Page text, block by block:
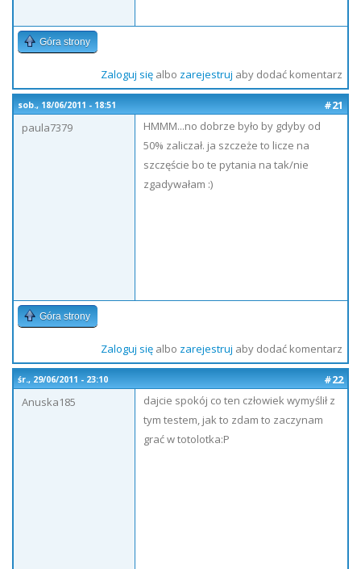
Góra strony
Zaloguj sięalbo zarejestruj aby dodać komentarz
sob., 18/06/2011 - 18:51
#21
paula7379
HMMM...no dobrze było by gdyby od
50% zaliczał. ja szczeże to licze na
szczęście bo te pytania na tak/nie
zgadywałam :)
Góra strony
Zaloguj sięalbo zarejestruj aby dodać komentarz
śr., 29/06/2011 - 23:10
#22
Anuska185
dajcie spokój co ten człowiek wymyślił z
tym testem, jak to zdam to zaczynam
grać w totolotka:P